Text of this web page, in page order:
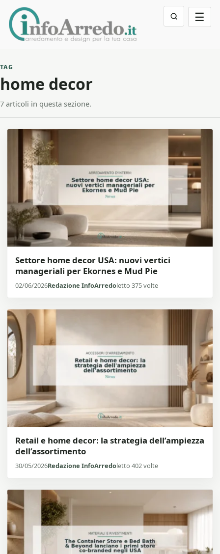
☰
TAG
home decor
7 articoli in questa sezione.
Settore home decor USA: nuovi vertici
manageriali per Ekornes e Mud Pie
02/06/2026Redazione InfoArredoletto 375 volte
Retail e home decor: la strategia dell’ampiezza
dell’assortimento
30/05/2026Redazione InfoArredoletto 402 volte